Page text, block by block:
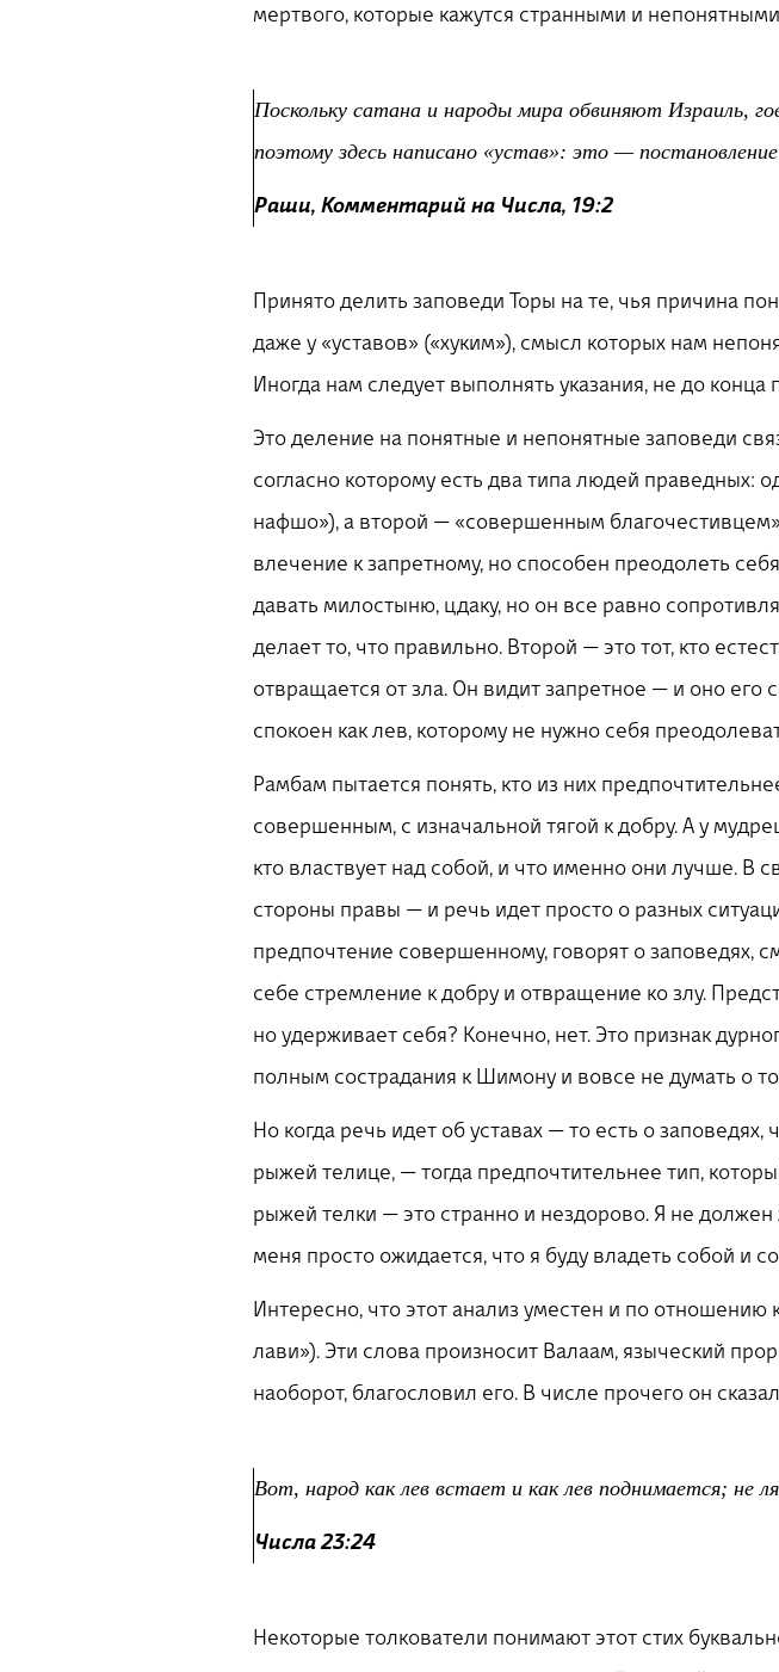
мертвого, которые кажутся странными и
Поскольку сатана и народы мира обвиняют Израиль,
поэтому здесь написано «устав»: это —
Раши, Комментарий на Числа, 19:2
Принято делить заповеди Торы на те, чья причина
даже у «уставов» («хуким»), смысл которых нам
Иногда нам следует выполнять указания, не до конца
Это деление на понятные и непонятные заповеди
согласно которому есть два типа людей
нафшо»), а второй — «совершенным
влечение к запретному, но способен преодолеть
давать милостыню, цдаку, но он все равно
делает то, что правильно. Второй — это тот, кто
отвращается от зла. Он видит запретное — и оно его
спокоен как лев, которому не нужно себя
Рамбам пытается понять, кто из них
совершенным, с изначальной тягой к добру. А у
кто властвует над собой, и что именно они лучше. В
стороны правы — и речь идет просто о разных
предпочтение совершенному, говорят о заповедях,
себе стремление к добру и отвращение ко злу.
но удерживает себя? Конечно, нет. Это признак
полным сострадания к Шимону и вовсе не думать о
Но когда речь идет об уставах — то есть о
рыжей телице, — тогда предпочтительнее тип,
рыжей телки — это странно и нездорово. Я не
меня просто ожидается, что я буду владеть собой и
Интересно, что этот анализ уместен и по
лави»). Эти слова произносит Валаам, языческий
наоборот, благословил его. В числе прочего он
Вот, народ как лев встает и как лев поднимается; не
Числа 23:24
Некоторые толкователи понимают этот стих